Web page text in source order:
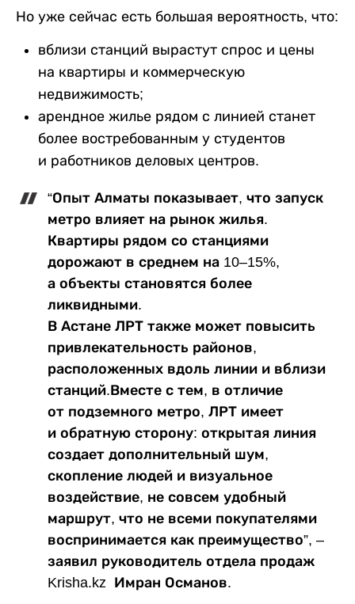
Но уже сейчас есть большая вероятность, что:
вблизи станций вырастут спрос и цены
на квартиры и коммерческую
недвижимость;
арендное жилье рядом с линией станет
более востребованным у студентов
и работников деловых центров.
“Опыт Алматы показывает, что запуск
метро влияет на рынок жилья.
Квартиры рядом со станциями
дорожают в среднем на 10–15%,
а объекты становятся более
ликвидными.
В Астане ЛРТ также может повысить
привлекательность районов,
расположенных вдоль линии и вблизи
станций.Вместе с тем, в отличие
от подземного метро, ЛРТ имеет
и обратную сторону: открытая линия
создает дополнительный шум,
скопление людей и визуальное
воздействие, не совсем удобный
маршрут, что не всеми покупателями
воспринимается как преимущество”, –
заявил руководитель отдела продаж
Krisha.kz Имран Османов.